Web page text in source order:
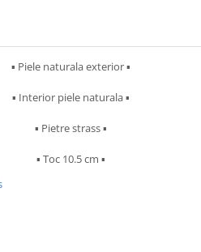
▪︎ Piele naturala exterior ▪︎
▪︎ Interior piele naturala ▪︎
▪︎ Pietre strass ▪︎
▪︎ Toc 10.5 cm ▪︎